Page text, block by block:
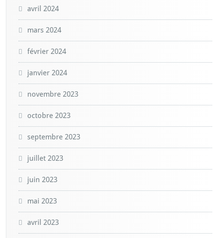
avril 2024
mars 2024
février 2024
janvier 2024
novembre 2023
octobre 2023
septembre 2023
juillet 2023
juin 2023
mai 2023
avril 2023